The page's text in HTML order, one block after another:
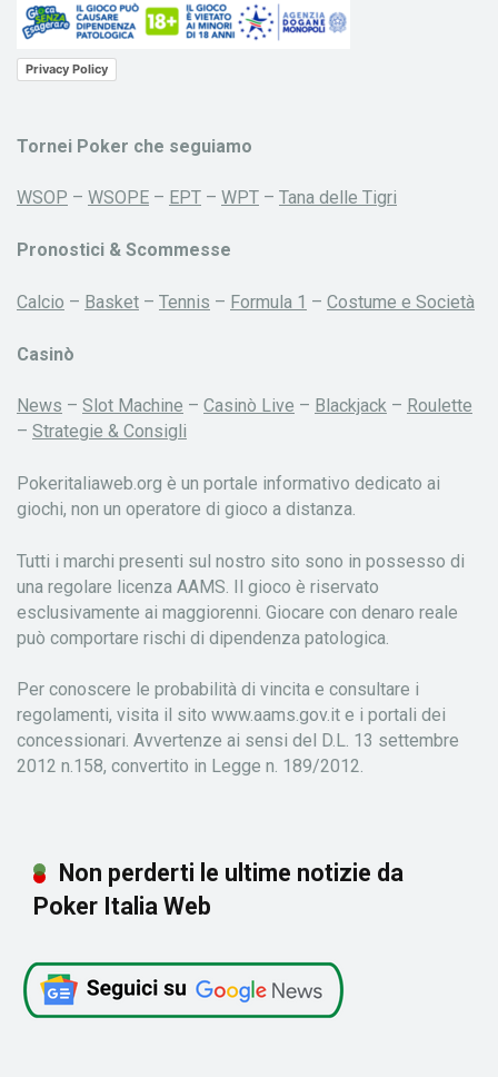
Privacy Policy
Tornei Poker che seguiamo
WSOP – WSOPE – EPT – WPT – Tana delle Tigri
Pronostici & Scommesse
Calcio – Basket – Tennis – Formula 1 – Costume e Società
Casinò
News – Slot Machine – Casinò Live – Blackjack – Roulette
– Strategie & Consigli
Pokeritaliaweb.org è un portale informativo dedicato ai
giochi, non un operatore di gioco a distanza.
Tutti i marchi presenti sul nostro sito sono in possesso di
una regolare licenza AAMS. Il gioco è riservato
esclusivamente ai maggiorenni. Giocare con denaro reale
può comportare rischi di dipendenza patologica.
Per conoscere le probabilità di vincita e consultare i
regolamenti, visita il sito www.aams.gov.it e i portali dei
concessionari. Avvertenze ai sensi del D.L. 13 settembre
2012 n.158, convertito in Legge n. 189/2012.
Non perderti le ultime notizie da
Poker Italia Web